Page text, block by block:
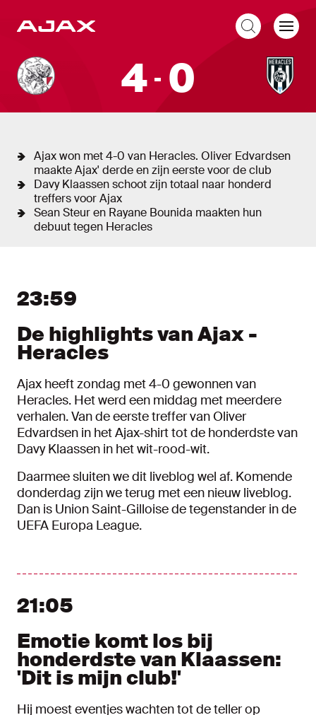
Liveblog
4 0
Ajax – Heracles
16/02/2025 – 16:45 uur
Johan Cruijff ArenA
Ajax won met 4-0 van Heracles. Oliver Edvardsen
maakte Ajax' derde en zijn eerste voor de club
Davy Klaassen schoot zijn totaal naar honderd
treffers voor Ajax
Sean Steur en Rayane Bounida maakten hun
debuut tegen Heracles
23:59
De highlights van Ajax -
Heracles
Ajax heeft zondag met 4-0 gewonnen van
Heracles. Het werd een middag met meerdere
verhalen. Van de eerste treffer van Oliver
Edvardsen in het Ajax-shirt tot de honderdste van
Davy Klaassen in het wit-rood-wit.
Daarmee sluiten we dit liveblog wel af. Komende
donderdag zijn we terug met een nieuw liveblog.
Dan is Union Saint-Gilloise de tegenstander in de
UEFA Europa League.
21:05
Emotie komt los bij
honderdste van Klaassen:
'Dit is mijn club!'
Hij moest eventjes wachten tot de teller op